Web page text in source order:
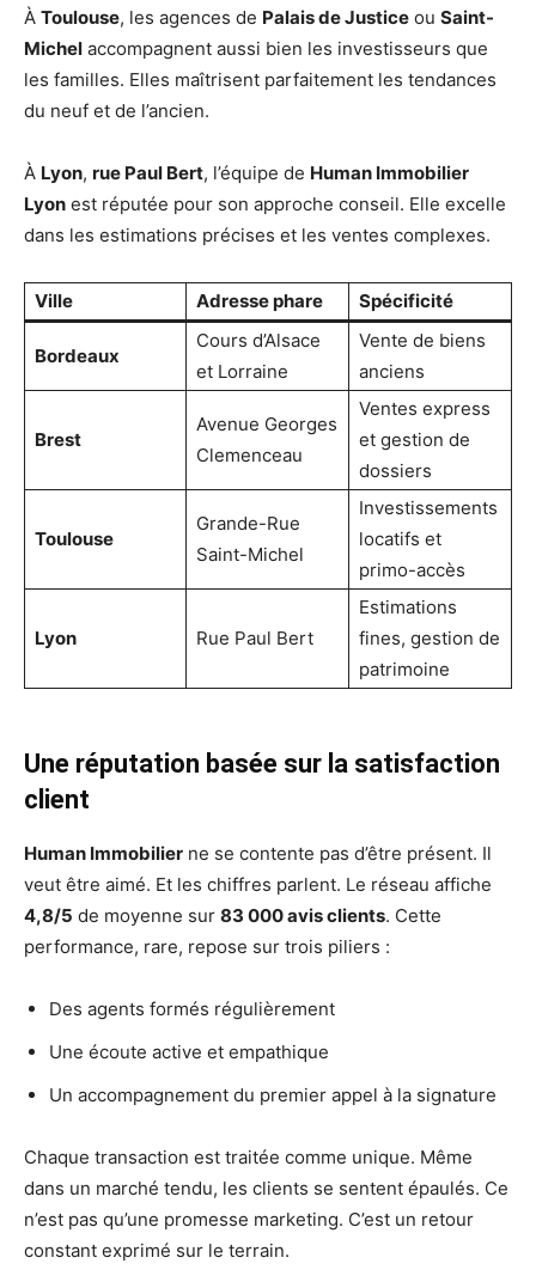
À Toulouse, les agences de Palais de Justice ou Saint-
Michel accompagnent aussi bien les investisseurs que
les familles. Elles maîtrisent parfaitement les tendances
du neuf et de l’ancien.
À Lyon, rue Paul Bert, l’équipe de Human Immobilier
Lyon est réputée pour son approche conseil. Elle excelle
dans les estimations précises et les ventes complexes.
Ville Adresse phare Spécificité
Bordeaux
Cours d’Alsace
et Lorraine
Vente de biens
anciens
Brest
Avenue Georges
Clemenceau
Ventes express
et gestion de
dossiers
Toulouse
Grande-Rue
Saint-Michel
Investissements
locatifs et
primo-accès
Lyon Rue Paul Bert
Estimations
fines, gestion de
patrimoine
Une réputation basée sur la satisfaction
client
Human Immobilier ne se contente pas d’être présent. Il
veut être aimé. Et les chiffres parlent. Le réseau affiche
4,8/5 de moyenne sur 83 000 avis clients. Cette
performance, rare, repose sur trois piliers :
Des agents formés régulièrement
Une écoute active et empathique
Un accompagnement du premier appel à la signature
Chaque transaction est traitée comme unique. Même
dans un marché tendu, les clients se sentent épaulés. Ce
n’est pas qu’une promesse marketing. C’est un retour
constant exprimé sur le terrain.